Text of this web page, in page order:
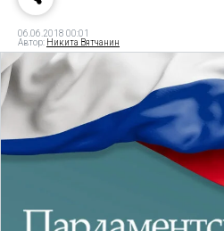
06.06.2018 00:01
Автор: Никита Вятчанин